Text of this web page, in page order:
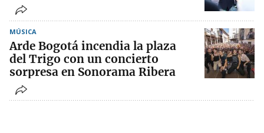
MÚSICA
Arde Bogotá incendia la plaza
del Trigo con un concierto
sorpresa en Sonorama Ribera